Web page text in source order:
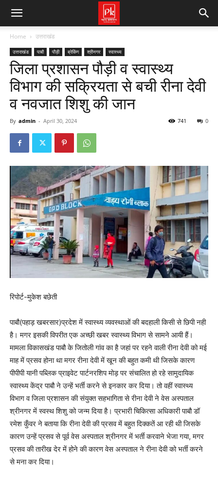
Home उत्तराखंड
उत्तराखंड पाबौ पौड़ी ब्रेकिंग श्रीनगर स्वास्थ्य
जिला प्रशासन पौड़ी व स्वास्थ्य
विभाग की सक्रियता से बची रीना देवी
व नवजात शिशु की जान
By admin - April 30, 2024 0
741
रिपोर्ट-मुकेश बछेती
पाबौ(पहाड़ खबरसार)प्रदेश में स्वास्थ्य व्यवस्थाओं की बदहाली किसी से छिपी नही
है। मगर इसकी विपरीत एक अच्छी खबर स्वास्थ्य विभाग से सामने आयी हैं।
मामला विकासखंड पाबौ के जितोली गांव का है जहां पर रहने वाली रीना देवी को मई
माह में प्रसव होना था मगर रीना देवी में खून की बहुत कमी थी जिसके कारण
पीपीपी यानी पब्लिक प्राइवेट पार्टनरशिप मोड़ पर संचालित हो रहे सामुदायिक
स्वास्थ्य केंद्र पाबौ ने उन्हें भर्ती करने से इनकार कर दिया। तो वहीं स्वास्थ्य
विभाग व जिला प्रशासन की संयुक्त सहभागिता से रीना देवी ने वेस अस्पताल
श्रीनगर में स्वस्थ शिशु को जन्म दिया है। प्रभारी चिकित्सा अधिकारी पाबौ डॉ
रमेश कुँवर ने बताया कि रीना देवी की प्रसव में बहुत दिक्कतें आ रही थी जिसके
कारण उन्हें प्रसव से पूर्व वेस अस्पताल श्रीनगर में भर्ती करवाने भेजा गया, मगर
प्रसव की तारीख देर में होने की कारण वेस अस्पताल ने रीना देवी को भर्ती करने
से मना कर दिया।